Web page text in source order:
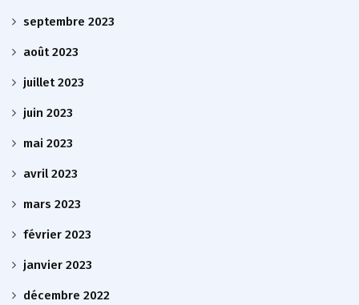
septembre 2023
août 2023
juillet 2023
juin 2023
mai 2023
avril 2023
mars 2023
février 2023
janvier 2023
décembre 2022